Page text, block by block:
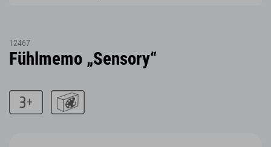
12467
Fühlmemo „Sensory“